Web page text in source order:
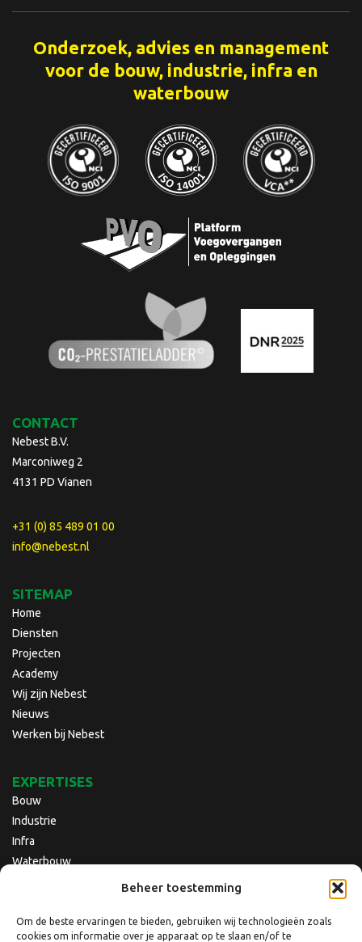
Beheer toestemming
Om de beste ervaringen te bieden, gebruiken wij technologieën zoals
cookies om informatie over je apparaat op te slaan en/of te
Onderzoek, advies en management
voor de bouw, industrie, infra en
waterbouw
CONTACT
Nebest B.V.
Marconiweg 2
4131 PD Vianen
+31 (0) 85 489 01 00
info@nebest.nl
SITEMAP
Home
Diensten
Projecten
Academy
Wij zijn Nebest
Nieuws
Werken bij Nebest
EXPERTISES
Bouw
Industrie
Infra
Waterbouw